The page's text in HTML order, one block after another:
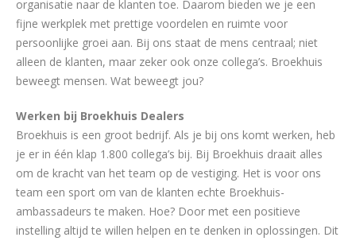
organisatie naar de klanten toe. Daarom bieden we je een
fijne werkplek met prettige voordelen en ruimte voor
persoonlijke groei aan. Bij ons staat de mens centraal; niet
alleen de klanten, maar zeker ook onze collega’s. Broekhuis
beweegt mensen. Wat beweegt jou?
Werken bij Broekhuis Dealers
Broekhuis is een groot bedrijf. Als je bij ons komt werken, heb
je er in één klap 1.800 collega’s bij. Bij Broekhuis draait alles
om de kracht van het team op de vestiging. Het is voor ons
team een sport om van de klanten echte Broekhuis-
ambassadeurs te maken. Hoe? Door met een positieve
instelling altijd te willen helpen en te denken in oplossingen. Dit